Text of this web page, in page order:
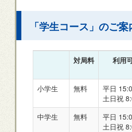
「学生コース」のご案
対局料 利用
小学生
無料
平日
土日祝
中学生 無料
平日
土日祝